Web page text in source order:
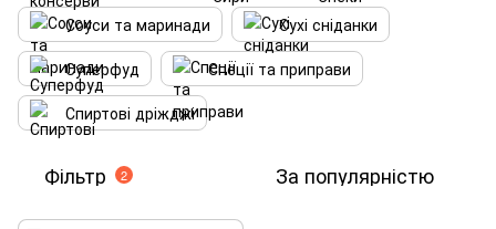
Соуси та маринади
Сухі сніданки
Суперфуд
Спеції та приправи
Спиртові дріжджі
Фільтр 2 За популярністю